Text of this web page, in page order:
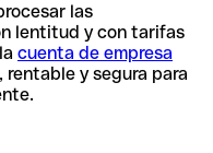
las
lentitud y con tarifas
cuenta de empresa
y segura para